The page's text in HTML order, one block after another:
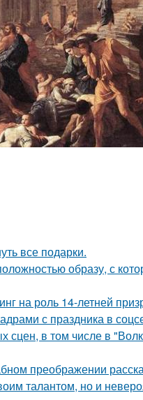
все подарки.
образу, с
на роль 14-летней
с праздника в
сцен, в том числе в
преображении
талантом, но и